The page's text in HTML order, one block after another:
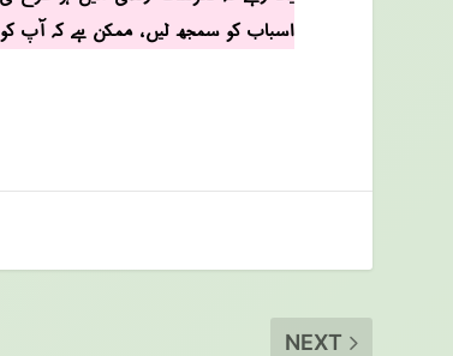
اسباب کو سمجھ لیں ، ممکن ہے کہ آپ کو
NEXT